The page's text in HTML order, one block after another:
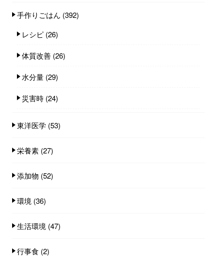
手作りごはん (392)
レシピ (26)
体質改善 (26)
水分量 (29)
災害時 (24)
東洋医学 (53)
栄養素 (27)
添加物 (52)
環境 (36)
生活環境 (47)
行事食 (2)